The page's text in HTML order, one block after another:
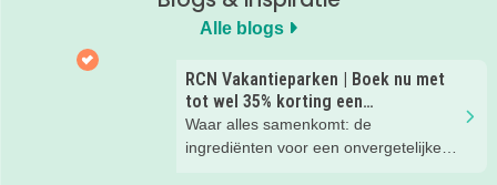
Alle blogs
RCN Vakantieparken | Boek nu met
tot wel 35% korting een
zomervakantie!
Waar alles samenkomt: de
ingrediënten voor een onvergetelijke